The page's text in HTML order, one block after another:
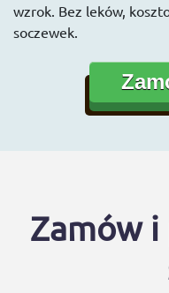
wzrok. Bez leków,
soczewek.
Zamów i